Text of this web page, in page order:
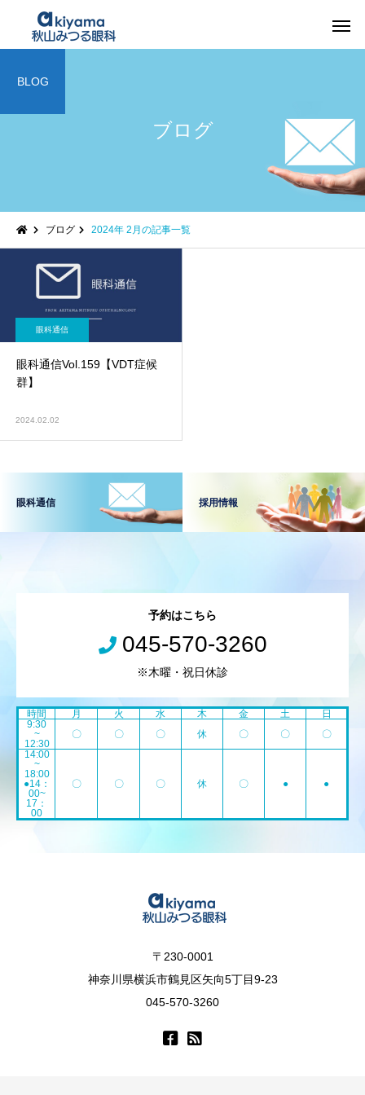
ブログ
BLOG
ブログ 2024年 2月の記事一覧
眼科通信
眼科通信Vol.159【VDT症候
群】
2024.02.02
眼科通信 採用情報
予約はこちら
045-570-3260
※木曜・祝日休診
時間 月 火 水 木 金 土
日
9:30
~
12:30
〇 〇 〇 休 〇 〇
〇
14:00
~
18:00
●14：
00~
17：
00
〇 〇 〇 休 〇 ● ●
〒230-0001
神奈川県横浜市鶴見区矢向5丁目9-23
045-570-3260